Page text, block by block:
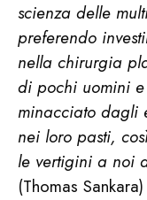
scienza delle
preferendo
nella chirurgia
di pochi uomini
minacciato dagli
nei loro pasti,
le vertigini a noi
(Thomas Sankara)